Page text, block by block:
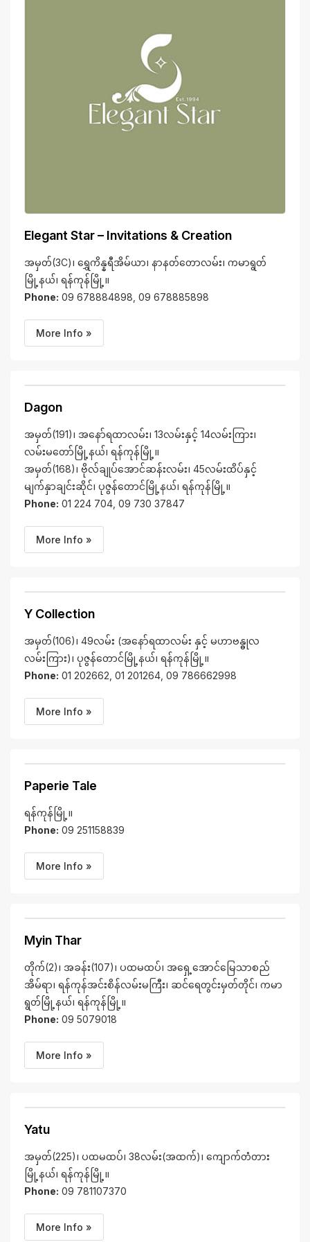
Elegant Star – Invitations & Creation
အမှတ်(3C)၊ ရွှေကိန္နရီအိမ်ယာ၊ နာနတ်တောလမ်း၊ ကမာရွတ်
မြို့နယ်၊ ရန်ကုန်မြို့။
Phone: 09 678884898, 09 678885898
More Info »
Dagon
အမှတ်(191)၊ အနော်ရထာလမ်း၊ 13လမ်းနှင့် 14လမ်းကြား၊
လမ်းမတော်မြို့နယ်၊ ရန်ကုန်မြို့။
အမှတ်(168)၊ ဗိုလ်ချုပ်အောင်ဆန်းလမ်း၊ 45လမ်းထိပ်နှင့်
မျက်နှာချင်းဆိုင်၊ ပုဇွန်တောင်မြို့နယ်၊ ရန်ကုန်မြို့။
Phone: 01 224 704, 09 730 37847
More Info »
Y Collection
အမှတ်(106)၊ 49လမ်း (အနော်ရထာလမ်း နှင့် မဟာဗန္ဓုလ
လမ်းကြား)၊ ပုဇွန်တောင်မြို့နယ်၊ ရန်ကုန်မြို့။
Phone: 01 202662, 01 201264, 09 786662998
More Info »
Paperie Tale
ရန်ကုန်မြို့။
Phone: 09 251158839
More Info »
Myin Thar
တိုက်(2)၊ အခန်း(107)၊ ပထမထပ်၊ အရှေ့အောင်မြေသာစည်
အိမ်ရာ၊ ရန်ကုန်အင်းစိန်လမ်းမကြီး၊ ဆင်ရေတွင်းမှတ်တိုင်၊ ကမာ
ရွတ်မြို့နယ်၊ ရန်ကုန်မြို့။
Phone: 09 5079018
More Info »
Yatu
အမှတ်(225)၊ ပထမထပ်၊ 38လမ်း(အထက်)၊ ကျောက်တံတား
မြို့နယ်၊ ရန်ကုန်မြို့။
Phone: 09 781107370
More Info »